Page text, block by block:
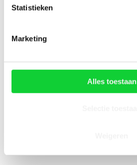
Statistieken
Marketing
Alles toestaan